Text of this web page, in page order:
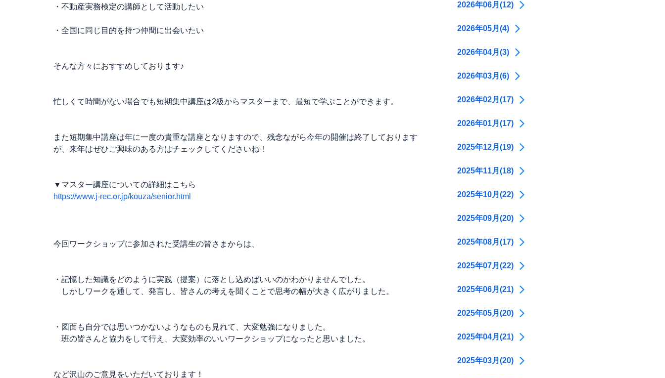
・不動産実務検定の講師として活動したい
・全国に同じ目的を持つ仲間に出会いたい
そんな方々におすすめしております♪
忙しくて時間がない場合でも短期集中講座は2級からマスターまで、最短で学ぶことができます。
また短期集中講座は年に一度の貴重な講座となりますので、残念ながら今年の開催は終了しております
が、来年はぜひご興味のある方はチェックしてくださいね！
▼マスター講座についての詳細はこちら
https://www.j-rec.or.jp/kouza/senior.html
今回ワークショップに参加された受講生の皆さまからは、
・記憶した知識をどのように実践（提案）に落とし込めばいいのかわかりませんでした。
しかしワークを通して、発言し、皆さんの考えを聞くことで思考の幅が大きく広がりました。
・図面も自分では思いつかないようなものも見れて、大変勉強になりました。
班の皆さんと協力をして行え、大変効率のいいワークショップになったと思いました。
など沢山のご意見をいただいております！
2026年06月(12)
2026年05月(4)
2026年04月(3)
2026年03月(6)
2026年02月(17)
2026年01月(17)
2025年12月(19)
2025年11月(18)
2025年10月(22)
2025年09月(20)
2025年08月(17)
2025年07月(22)
2025年06月(21)
2025年05月(20)
2025年04月(21)
2025年03月(20)